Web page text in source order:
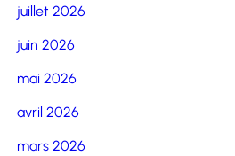
juillet 2026
juin 2026
mai 2026
avril 2026
mars 2026